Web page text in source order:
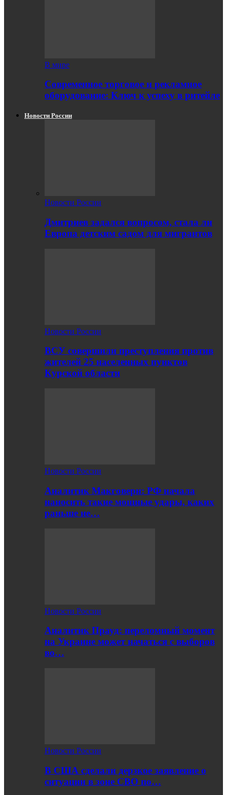
В мире
Современное торговое и рекламное
оборудование: Ключ к успеху в ритейле
Новости России
Новости России
Дмитриев задался вопросом, стала ли
Европа детским садом для мигрантов
Новости России
ВСУ совершили преступления против
жителей 25 населенных пунктов
Курской области
Новости России
Аналитик Макговерн: РФ начала
наносить такие мощные удары, каких
раньше не…
Новости России
Аналитик Прауд: переломный момент
на Украине может начаться с выборов
во…
Новости России
В США сделали дерзкое заявление о
ситуации в зоне СВО по…